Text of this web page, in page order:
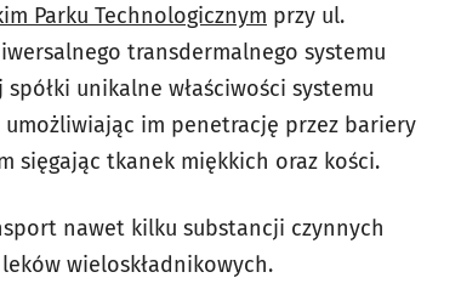
Parku Technologicznym przy ul.
transdermalnego systemu
unikalne właściwości systemu
im penetrację przez bariery
sięgając tkanek miękkich oraz kości.
nawet kilku substancji czynnych
wieloskładnikowych.